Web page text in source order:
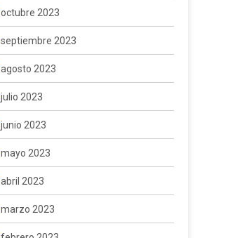
octubre 2023
septiembre 2023
agosto 2023
julio 2023
junio 2023
mayo 2023
abril 2023
marzo 2023